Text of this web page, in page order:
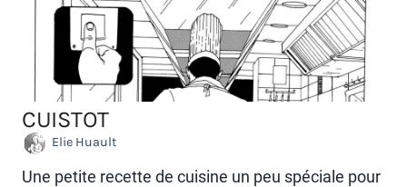
CUISTOT
Elie Huault
Une petite recette de cuisine un peu spéciale pour